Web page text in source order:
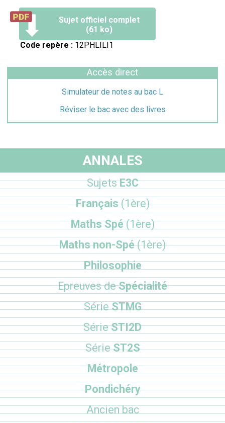
Sujet officiel complet
(61 ko)
Code repère : 12PHLILI1
Accès direct
Simulateur de notes au bac L
Réviser le bac avec des livres
ANNALES
SujetsE3C
Français(1ère)
Maths Spé(1ère)
Maths non-Spé(1ère)
Philosophie
Epreuves deSpécialité
SérieSTMG
SérieSTI2D
SérieST2S
Métropole
Pondichéry
Ancien bac